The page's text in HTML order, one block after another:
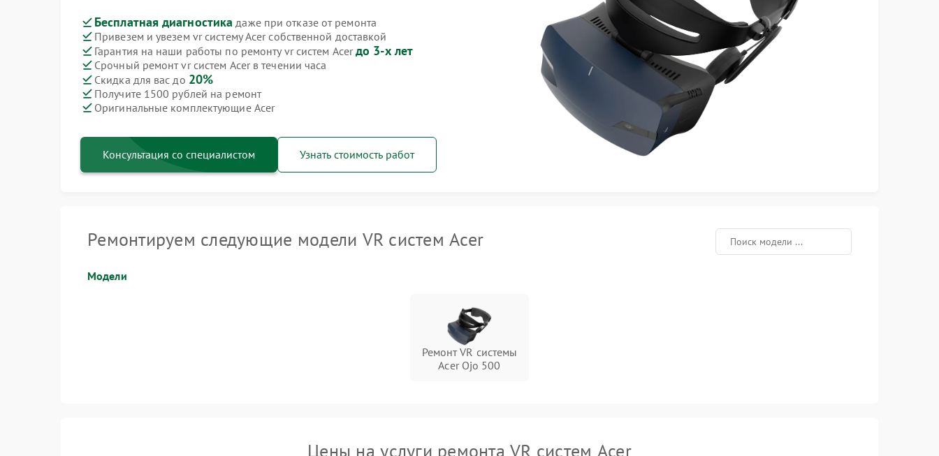
Бесплатная диагностика даже при отказе от ремонта
Привезем и увезем vr систему Acer собственной доставкой
Гарантия на наши работы по ремонту vr систем Acerдо 3-х лет
Срочный ремонт vr систем Acer в течении часа
Скидка для вас до 20%
Получите 1500 рублей на ремонт
Оригинальные комплектующие Acer
Консультация со специалистом Узнать стоимость работ
Ремонтируем следующие модели VR систем Acer
Модели
Ремонт VR системы
Acer Ojo 500
Цены на услуги ремонта VR систем Acer